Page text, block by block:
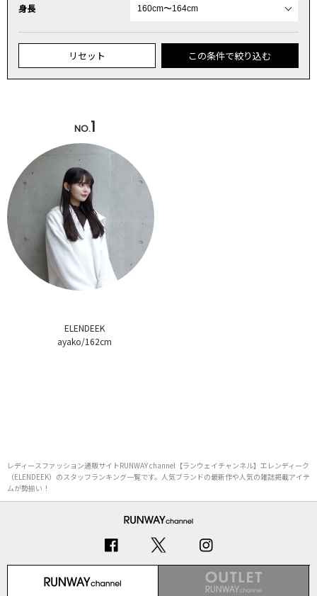
身長
リセット この条件で絞り込む
NO.1
ELENDEEK
ayako/162cm
レディースファッション通販サイトRUNWAY channel【ランウェイチャンネル】エレンディーク
（ELENDEEK）のスタッフランキング一覧です。人気ブランドの最新作や人気の雑誌掲載アイテ
ムが勢揃い！